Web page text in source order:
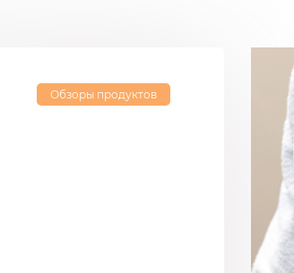
Обзоры продуктов